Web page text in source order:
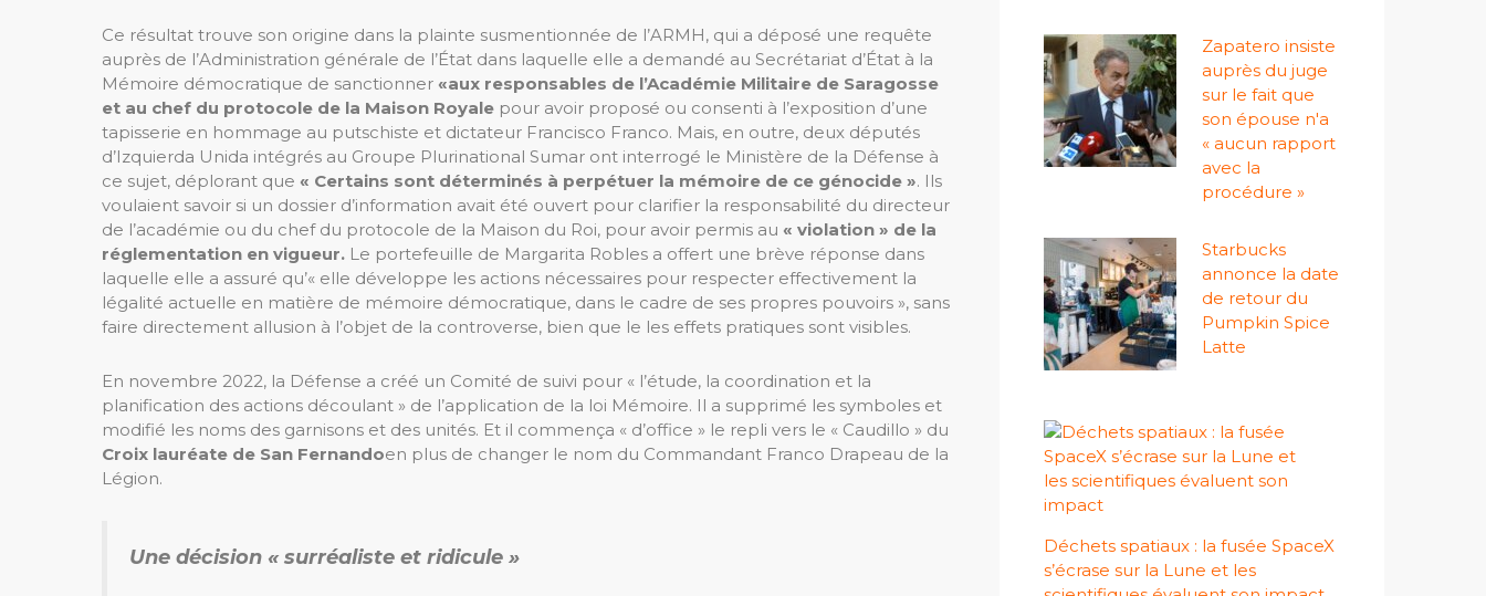
Ce résultat trouve son origine dans la plainte susmentionnée de l’ARMH, qui a déposé une requête
auprès de l’Administration générale de l’État dans laquelle elle a demandé au Secrétariat d’État à la
Mémoire démocratique de sanctionner «aux responsables de l’Académie Militaire de Saragosse
et au chef du protocole de la Maison Royale pour avoir proposé ou consenti à l’exposition d’une
tapisserie en hommage au putschiste et dictateur Francisco Franco. Mais, en outre, deux députés
d’Izquierda Unida intégrés au Groupe Plurinational Sumar ont interrogé le Ministère de la Défense à
ce sujet, déplorant que « Certains sont déterminés à perpétuer la mémoire de ce génocide ». Ils
voulaient savoir si un dossier d’information avait été ouvert pour clarifier la responsabilité du directeur
de l’académie ou du chef du protocole de la Maison du Roi, pour avoir permis au « violation » de la
réglementation en vigueur. Le portefeuille de Margarita Robles a offert une brève réponse dans
laquelle elle a assuré qu’« elle développe les actions nécessaires pour respecter effectivement la
légalité actuelle en matière de mémoire démocratique, dans le cadre de ses propres pouvoirs », sans
faire directement allusion à l’objet de la controverse, bien que le les effets pratiques sont visibles.
En novembre 2022, la Défense a créé un Comité de suivi pour « l’étude, la coordination et la
planification des actions découlant » de l’application de la loi Mémoire. Il a supprimé les symboles et
modifié les noms des garnisons et des unités. Et il commença « d’office » le repli vers le « Caudillo » du
Croix lauréate de San Fernandoen plus de changer le nom du Commandant Franco Drapeau de la
Légion.
Une décision « surréaliste et ridicule »
Zapatero insiste
auprès du juge
sur le fait que
son épouse n'a
« aucun rapport
avec la
procédure »
Starbucks
annonce la date
de retour du
Pumpkin Spice
Latte
Déchets spatiaux : la fusée SpaceX
s’écrase sur la Lune et les